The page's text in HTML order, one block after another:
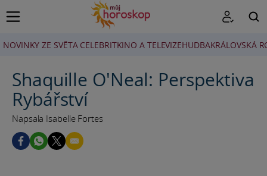
NOVINKY ZE SVĚTA CELEBRITKINO A TELEVIZEHUDBAKRÁLOVSKÁ
Shaquille O'Neal: Perspektiva
Rybářství
Napsala Isabelle Fortes